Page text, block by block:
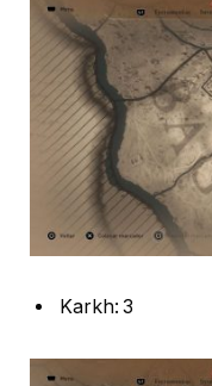
Karkh: 3